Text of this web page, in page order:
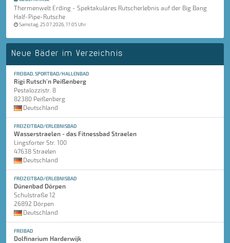
Thermenwelt Erding - Spektakuläres Rutscherlebnis auf der Big Bang
Half-Pipe-Rutsche
Samstag, 25.07.2026, 17:05 Uhr
Neue Bäder im Verzeichnis
FREIBAD, SPORTBAD/HALLENBAD
Rigi Rutsch'n Peißenberg
Pestalozzistr. 8
82380 Peißenberg
Deutschland
FREIZEITBAD/ERLEBNISBAD
Wasserstraelen - das Fitnessbad Straelen
Lingsforter Str. 100
47638 Straelen
Deutschland
FREIZEITBAD/ERLEBNISBAD
Dünenbad Dörpen
Schulstraße 12
26892 Dörpen
Deutschland
FREIBAD
Dolfinarium Harderwijk